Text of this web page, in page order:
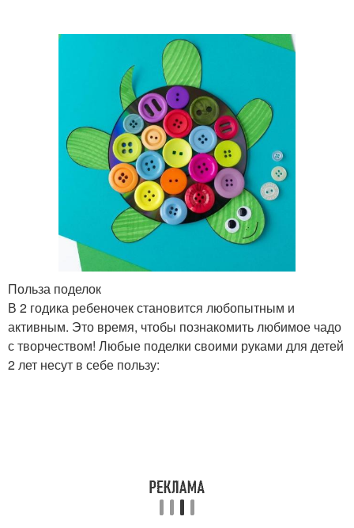
Польза поделок
В 2 годика ребеночек становится любопытным и
активным. Это время, чтобы познакомить любимое чадо
с творчеством! Любые поделки своими руками для детей
2 лет несут в себе пользу: